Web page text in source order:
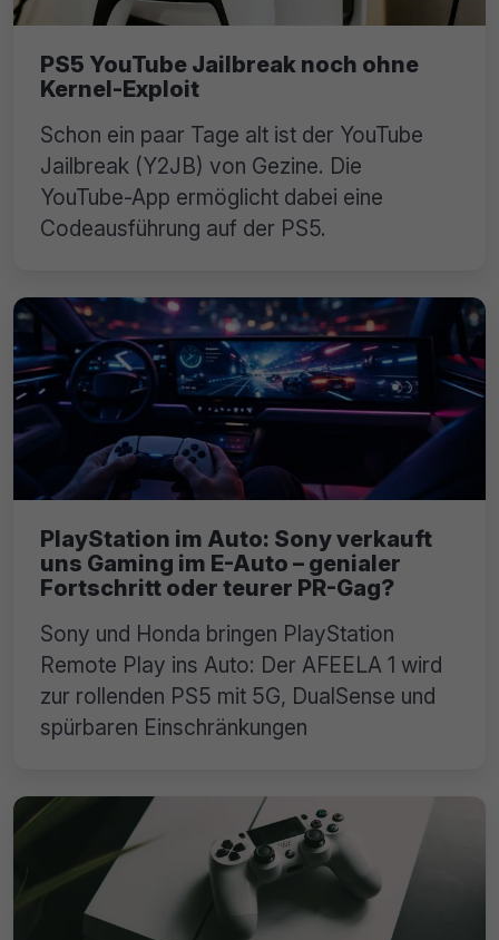
PS5 YouTube Jailbreak noch ohne
Kernel-Exploit
Schon ein paar Tage alt ist der YouTube
Jailbreak (Y2JB) von Gezine. Die
YouTube-App ermöglicht dabei eine
Codeausführung auf der PS5.
PlayStation im Auto: Sony verkauft
uns Gaming im E-Auto – genialer
Fortschritt oder teurer PR-Gag?
Sony und Honda bringen PlayStation
Remote Play ins Auto: Der AFEELA 1 wird
zur rollenden PS5 mit 5G, DualSense und
spürbaren Einschränkungen